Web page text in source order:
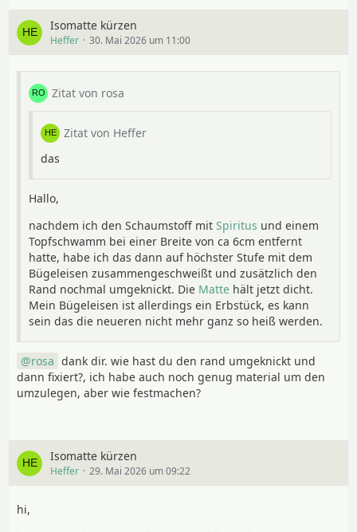
Isomatte kürzen
Heffer 30. Mai 2026 um 11:00
Zitat von rosa
Zitat von Heffer
das
Hallo,
nachdem ich den Schaumstoff mit Spiritus und einem
Topfschwamm bei einer Breite von ca 6cm entfernt
hatte, habe ich das dann auf höchster Stufe mit dem
Bügeleisen zusammengeschweißt und zusätzlich den
Rand nochmal umgeknickt. Die Matte hält jetzt dicht.
Mein Bügeleisen ist allerdings ein Erbstück, es kann
sein das die neueren nicht mehr ganz so heiß werden.
rosa dank dir. wie hast du den rand umgeknickt und
dann fixiert?, ich habe auch noch genug material um den
umzulegen, aber wie festmachen?
Isomatte kürzen
Heffer 29. Mai 2026 um 09:22
hi,